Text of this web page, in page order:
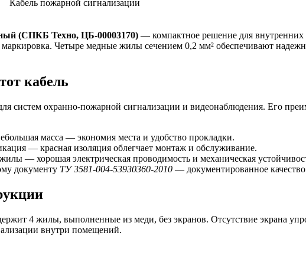
Кабель пожарной сигнализации
(СПКБ Техно, ЦБ-00003170) — компактное решение для
маркировка. Четыре медные жилы сечением 0,2 мм² обеспечивают
кабель
систем охранно-пожарной сигнализации и видеонаблюдения. Его
масса — экономия места и удобство прокладки.
— красная изоляция облегчает монтаж и обслуживание.
— хорошая электрическая проводимость и механическая
документу ТУ 3581-004-53930360-2010 — документированное качество
4 жилы, выполненные из меди, без экранов. Отсутствие экрана
внутри помещений.